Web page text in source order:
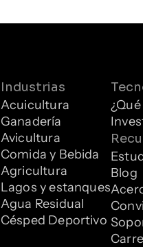
Industrias
Acuicultura
Ganadería
Avicultura
Comida y Bebida
Agricultura
Lagos y estanques
Agua Residual
Césped Deportivo
Blog